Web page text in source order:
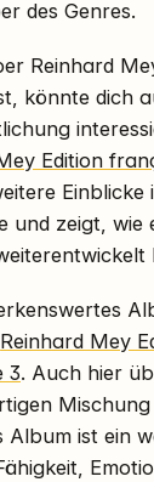
des Genres.
Reinhard
könnte dich
Edition
Einblicke
und zeigt, wie
Reinhard Mey
3. Auch hier
Album ist ein